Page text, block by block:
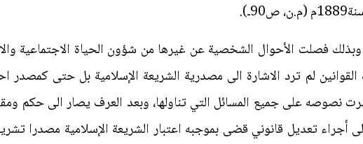
صدور لائحة للأحوال الشخصية سنة 1897م وبذلك فصلت الأحوال الشخصية عن غيرها من شؤون الحياة
لم ترد الاشارة الى مصدرية الشريعة الإسلامية بل حتى كمصدر
على جميع المسائل التي تناولها، وبعد العرف يصار الى حكم
تعديل قانوني قضى بموجبه اعتبار الشريعة الإسلامية مصدرا